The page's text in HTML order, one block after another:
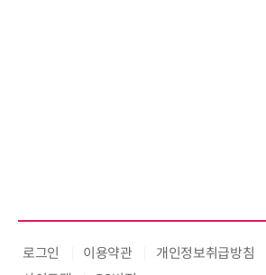
로그인 이용약관 개인정보취급방침